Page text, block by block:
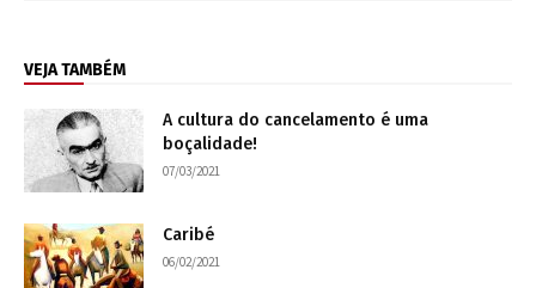
VEJA TAMBÉM
A cultura do cancelamento é uma
boçalidade!
07/03/2021
Caribé
06/02/2021